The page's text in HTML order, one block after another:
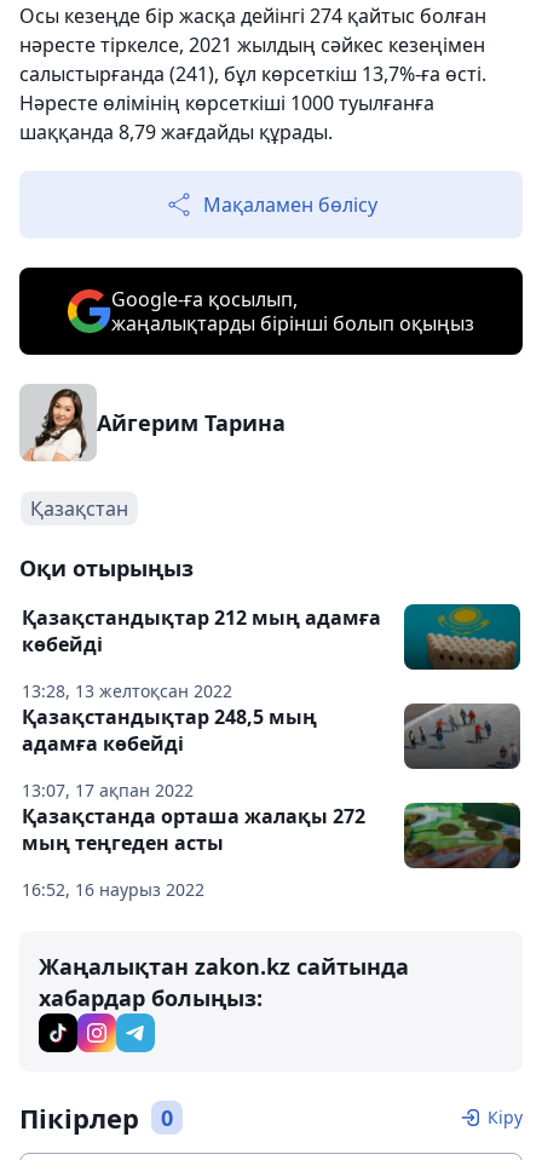
Осы кезеңде бір жасқа дейінгі 274 қайтыс болған
нәресте тіркелсе, 2021 жылдың сәйкес кезеңімен
салыстырғанда (241), бұл көрсеткіш 13,7%-ға өсті.
Нәресте өлімінің көрсеткіші 1000 туылғанға
шаққанда 8,79 жағдайды құрады.
Мақаламен бөлісу
Google-ға қосылып,
жаңалықтарды бірінші болып оқыңыз
Айгерим Тарина
Қазақстан
Оқи отырыңыз
13:28, 13 желтоқсан 2022
Қазақстандықтар 212 мың адамға
көбейді
13:07, 17 ақпан 2022
Қазақстандықтар 248,5 мың
адамға көбейді
16:52, 16 наурыз 2022
Қазақстанда орташа жалақы 272
мың теңгеден асты
Жаңалықтан zakon.kz сайтында
хабардар болыңыз:
Пікірлер 0 Кіру